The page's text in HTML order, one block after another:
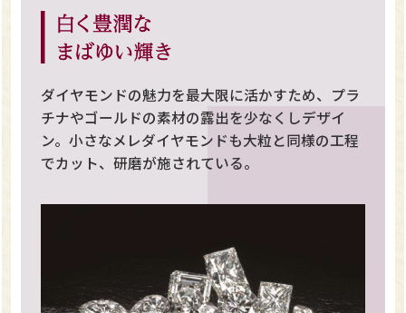
ダイヤモンドの魅力を最大限に活かすため、プラ
チナやゴールドの素材の露出を少なくしデザイ
ン。小さなメレダイヤモンドも大粒と同様の工程
でカット、研磨が施されている。